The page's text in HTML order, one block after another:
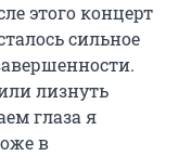
этого концерт
сильное
лизнуть
глаза я
в